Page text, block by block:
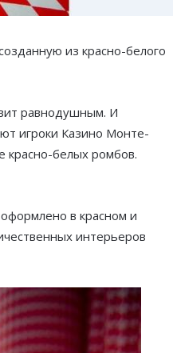
из красно-белого
равнодушным. И
игроки Казино Монте-
красно-белых ромбов.
в красном и
интерьеров